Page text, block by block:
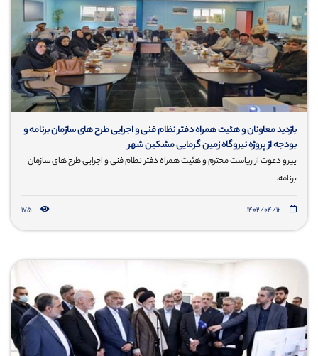
بازديد معاونان و هئیت همراه دفتر نظام فنی و اجرایی طرح های سازمان برنامه و
بودجه از پروژه نیروگاه زمین گرمایی مشکین شهر
پیرو دعوت از ریاست محترم و هئیت همراه دفتر نظام فنی و اجرایی طرح های سازمان
برنامه...
۱۴۰۲/۰۴/۱۲ 175